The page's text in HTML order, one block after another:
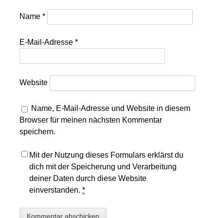
Name*
E-Mail-Adresse*
Website
Name, E-Mail-Adresse und Website in diesem
Browser für meinen nächsten Kommentar
speichern.
Mit der Nutzung dieses Formulars erklärst du
dich mit der Speicherung und Verarbeitung
deiner Daten durch diese Website
einverstanden.*